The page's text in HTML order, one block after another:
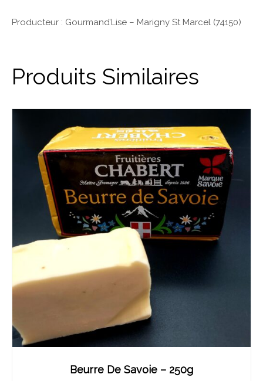
Producteur : Gourmand’Lise – Marigny St Marcel (74150)
Produits Similaires
Beurre De Savoie – 250g